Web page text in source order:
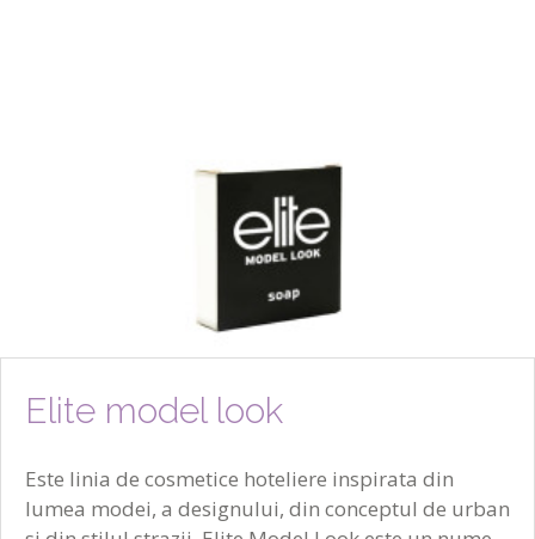
Sapun ELITE MODEL LOOK, 20 gr in cutie de carton
Sapun 20 gr, patrat, fara parabeni, testat dermatologic, ambalat in cutie
de carton
Elite model look
Este linia de cosmetice hoteliere inspirata din
lumea modei, a designului, din conceptul de urban